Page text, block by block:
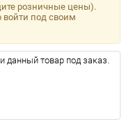
розничные цены).
войти под своим
товар под заказ.